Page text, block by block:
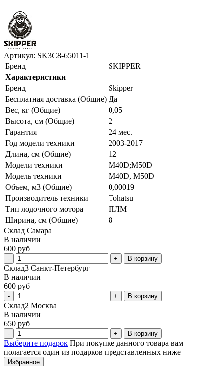
Артикул: SK3C8-65011-1
Бренд
SKIPPER
Характеристики
Бренд
Skipper
Бесплатная доставка (Общие) Да
Вес, кг (Общие)
0,05
Высота, см (Общие)
2
Гарантия
24 мес.
Год модели техники
2003-2017
Длина, см (Общие)
12
Модели техники
M40D;M50D
Модель техники
M40D, M50D
Объем, м3 (Общие)
0,00019
Производитель техники
Tohatsu
Тип лодочного мотора
ПЛМ
Ширина, см (Общие)
8
Склад Самара
В наличии
600 руб
В корзину
Склад3 Санкт-Петербург
В наличии
600 руб
В корзину
Склад2 Москва
В наличии
650 руб
В корзину
Выберите подарок При покупке данного товара вам
полагается один из подарков представленных ниже
Избранное